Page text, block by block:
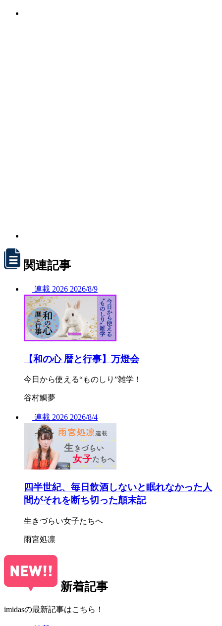
関連記事
連載 2026 2026/8/9
【和の心 暦と行事】万燈会
今日から使える“ものしり”雑学！
谷村鯛夢
連載 2026 2026/8/4
四半世紀、毎日飲酒しないと眠れなかった人
間がそれを断ち切った顛末記
生きづらい女子たちへ
雨宮処凛
新着記事
imidasの最新記事はこちら！